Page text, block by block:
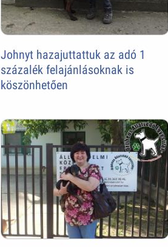
Johnyt hazajuttattuk az adó 1
százalék felajánlásoknak is
köszönhetően